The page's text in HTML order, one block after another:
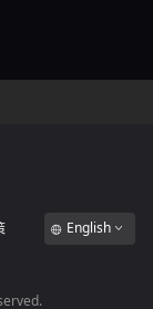
English